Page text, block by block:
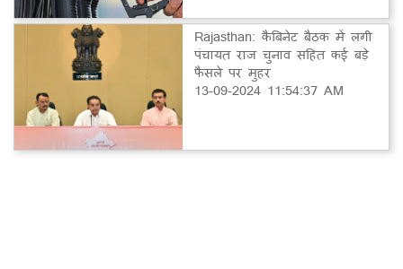
Rajasthan: कैबिनेट बैठक में लगी
पंचायत राज चुनाव सहित कई बड़े
फैसले पर मुहर
13-09-2024 11:54:37 AM